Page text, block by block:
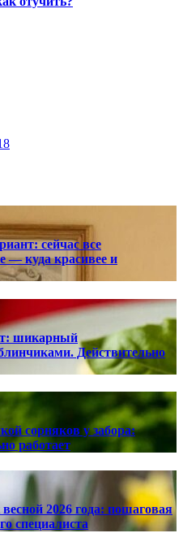
сейчас все
— куда красивее и
шикарный
Действительно
сорняков у забора:
работает
2026 года: пошаговая
специалиста